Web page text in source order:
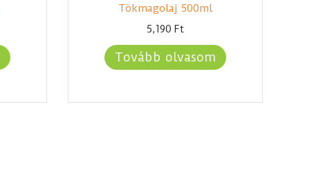
Tökmagolaj 500ml
5,190 Ft
Tovább olvasom